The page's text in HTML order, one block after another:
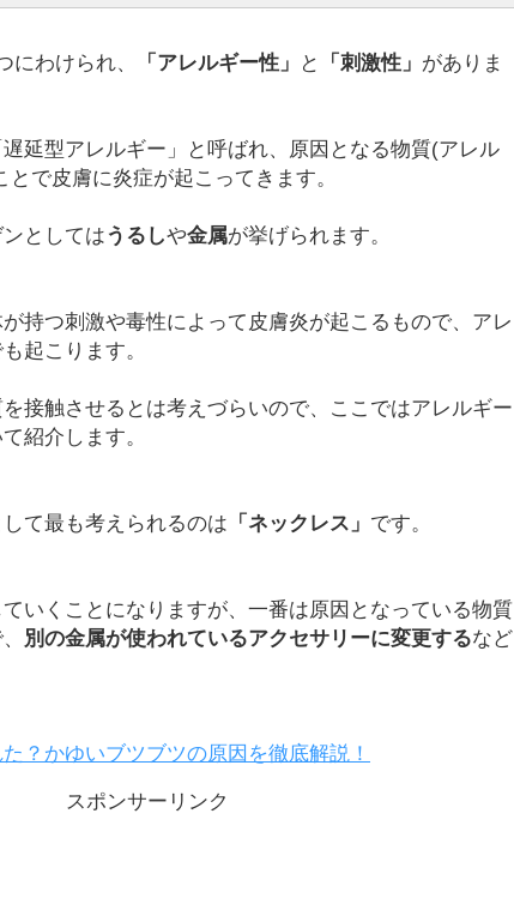
にわけられ、 「アレルギー性」 と 「刺激性」 がありま
延型アレルギー」と呼ばれ、原因となる物質(アレル
で皮膚に炎症が起こってきます。
としては うるしや金属が挙げられます。
持つ刺激や毒性によって皮膚炎が起こるもので、アレ
起こります。
接触させるとは考えづらいので、ここではアレルギー
紹介します。
て最も考えられるのは 「ネックレス」 です。
いくことになりますが、一番は原因となっている物質
別の金属が使われているアクセサリーに変更するなど
？かゆいブツブツの原因を徹底解説！
スポンサーリンク